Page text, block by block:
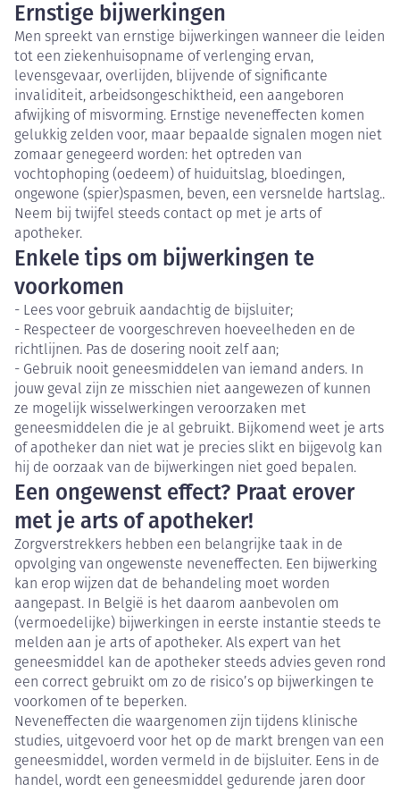
Ernstige bijwerkingen
Men spreekt van ernstige bijwerkingen wanneer die leiden
tot een ziekenhuisopname of verlenging ervan,
levensgevaar, overlijden, blijvende of significante
invaliditeit, arbeidsongeschiktheid, een aangeboren
afwijking of misvorming. Ernstige neveneffecten komen
gelukkig zelden voor, maar bepaalde signalen mogen niet
zomaar genegeerd worden: het optreden van
vochtophoping (oedeem) of huiduitslag, bloedingen,
ongewone (spier)spasmen, beven, een versnelde hartslag..
Neem bij twijfel steeds contact op met je arts of
apotheker.
Enkele tips om bijwerkingen te
voorkomen
- Lees voor gebruik aandachtig de bijsluiter;
- Respecteer de voorgeschreven hoeveelheden en de
richtlijnen. Pas de dosering nooit zelf aan;
- Gebruik nooit geneesmiddelen van iemand anders. In
jouw geval zijn ze misschien niet aangewezen of kunnen
ze mogelijk wisselwerkingen veroorzaken met
geneesmiddelen die je al gebruikt. Bijkomend weet je arts
of apotheker dan niet wat je precies slikt en bijgevolg kan
hij de oorzaak van de bijwerkingen niet goed bepalen.
Een ongewenst effect? Praat erover
met je arts of apotheker!
Zorgverstrekkers hebben een belangrijke taak in de
opvolging van ongewenste neveneffecten. Een bijwerking
kan erop wijzen dat de behandeling moet worden
aangepast. In België is het daarom aanbevolen om
(vermoedelijke) bijwerkingen in eerste instantie steeds te
melden aan je arts of apotheker. Als expert van het
geneesmiddel kan de apotheker steeds advies geven rond
een correct gebruikt om zo de risico’s op bijwerkingen te
voorkomen of te beperken.
Neveneffecten die waargenomen zijn tijdens klinische
studies, uitgevoerd voor het op de markt brengen van een
geneesmiddel, worden vermeld in de bijsluiter. Eens in de
handel, wordt een geneesmiddel gedurende jaren door